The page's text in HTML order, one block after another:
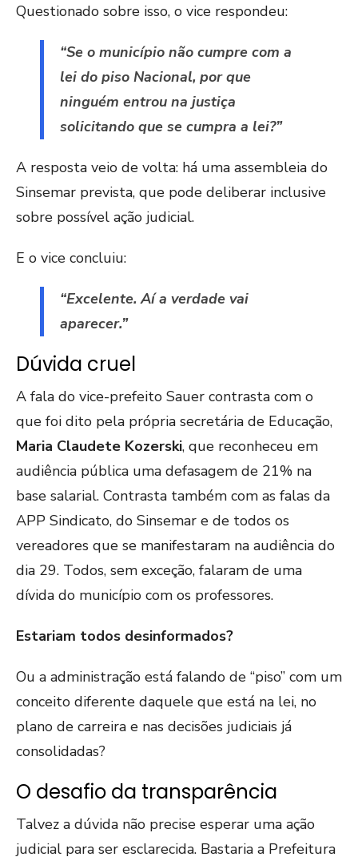
Questionado sobre isso, o vice respondeu:
“Se o município não cumpre com a
lei do piso Nacional, por que
ninguém entrou na justiça
solicitando que se cumpra a lei?”
A resposta veio de volta: há uma assembleia do
Sinsemar prevista, que pode deliberar inclusive
sobre possível ação judicial.
E o vice concluiu:
“Excelente. Aí a verdade vai
aparecer.”
Dúvida cruel
A fala do vice-prefeito Sauer contrasta com o
que foi dito pela própria secretária de Educação,
Maria Claudete Kozerski, que reconheceu em
audiência pública uma defasagem de 21% na
base salarial. Contrasta também com as falas da
APP Sindicato, do Sinsemar e de todos os
vereadores que se manifestaram na audiência do
dia 29. Todos, sem exceção, falaram de uma
dívida do município com os professores.
Estariam todos desinformados?
Ou a administração está falando de “piso” com um
conceito diferente daquele que está na lei, no
plano de carreira e nas decisões judiciais já
consolidadas?
O desafio da transparência
Talvez a dúvida não precise esperar uma ação
judicial para ser esclarecida. Bastaria a Prefeitura